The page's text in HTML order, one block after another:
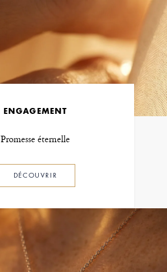
ENGAGEMENT
Promesse éternelle
DÉCOUVRIR